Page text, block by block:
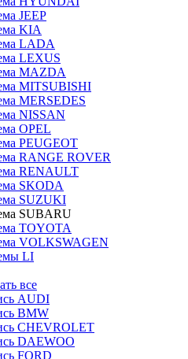
JEEP
KIA
LADA
LEXUS
MAZDA
MITSUBISHI
MERSEDES
NISSAN
OPEL
PEUGEOT
RANGE ROVER
RENAULT
SKODA
SUZUKI
SUBARU
TOYOTA
VOLKSWAGEN
LI
все
AUDI
BMW
CHEVROLET
DAEWOO
FORD